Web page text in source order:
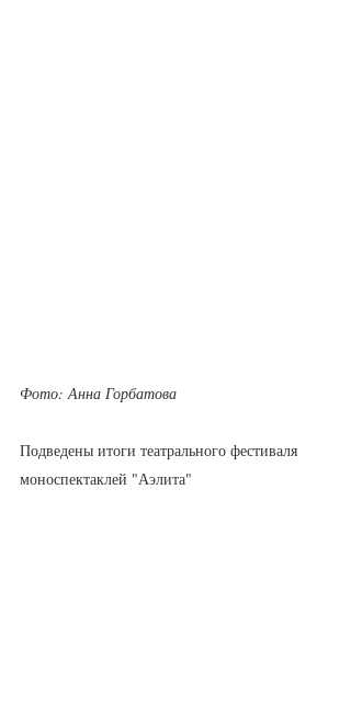
Фото: Анна Горбатова
Подведены итоги театрального фестиваля
моноспектаклей "Аэлита"